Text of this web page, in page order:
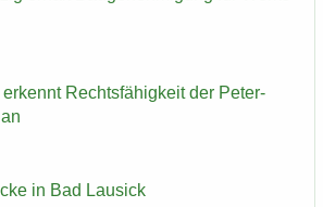
Rechts­fä­hig­keit der Peter-​
in Bad Lau­sick